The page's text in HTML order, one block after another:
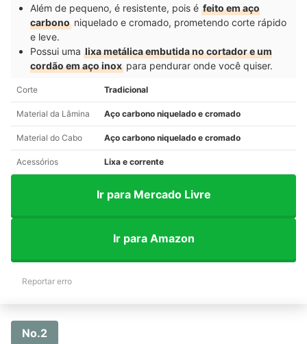
Além de pequeno, é resistente, pois é feito em aço
carbono niquelado e cromado, prometendo corte rápido
e leve.
Possui uma lixa metálica embutida no cortador e um
cordão em aço inox para pendurar onde você quiser.
Corte Tradicional
Material da Lâmina Aço carbono niquelado e cromado
Material do Cabo Aço carbono niquelado e cromado
Acessórios Lixa e corrente
Ir para Mercado Livre
Ir para Amazon
Reportar erro
No.2